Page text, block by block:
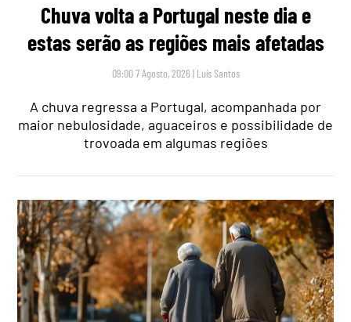
Chuva volta a Portugal neste dia e
estas serão as regiões mais afetadas
09:00 7 Agosto, 2026 | Luís Santos
A chuva regressa a Portugal, acompanhada por
maior nebulosidade, aguaceiros e possibilidade de
trovoada em algumas regiões